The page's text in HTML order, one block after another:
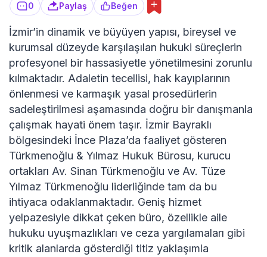
0 Paylaş Beğen
İzmir’in dinamik ve büyüyen yapısı, bireysel ve
kurumsal düzeyde karşılaşılan hukuki süreçlerin
profesyonel bir hassasiyetle yönetilmesini zorunlu
kılmaktadır. Adaletin tecellisi, hak kayıplarının
önlenmesi ve karmaşık yasal prosedürlerin
sadeleştirilmesi aşamasında doğru bir danışmanla
çalışmak hayati önem taşır. İzmir Bayraklı
bölgesindeki İnce Plaza’da faaliyet gösteren
Türkmenoğlu & Yılmaz Hukuk Bürosu, kurucu
ortakları Av. Sinan Türkmenoğlu ve Av. Tüze
Yılmaz Türkmenoğlu liderliğinde tam da bu
ihtiyaca odaklanmaktadır. Geniş hizmet
yelpazesiyle dikkat çeken büro, özellikle aile
hukuku uyuşmazlıkları ve ceza yargılamaları gibi
kritik alanlarda gösterdiği titiz yaklaşımla